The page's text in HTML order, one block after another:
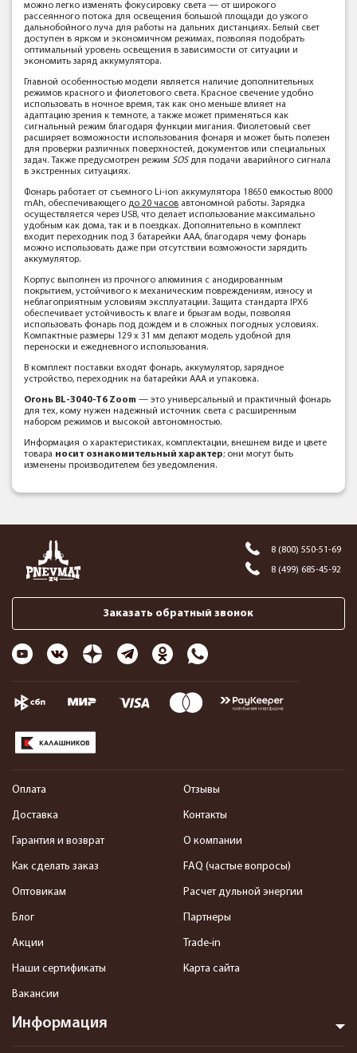
можно легко изменять фокусировку света — от широкого
рассеянного потока для освещения большой площади до узкого
дальнобойного луча для работы на дальних дистанциях. Белый свет
доступен в ярком и экономичном режимах, позволяя подобрать
оптимальный уровень освещения в зависимости от ситуации и
экономить заряд аккумулятора.
Главной особенностью модели является наличие дополнительных
режимов красного и фиолетового света. Красное свечение удобно
использовать в ночное время, так как оно меньше влияет на
адаптацию зрения к темноте, а также может применяться как
сигнальный режим благодаря функции мигания. Фиолетовый свет
расширяет возможности использования фонаря и может быть полезен
для проверки различных поверхностей, документов или специальных
задач. Также предусмотрен режим SOSдля подачи аварийного сигнала
в экстренных ситуациях.
Фонарь работает от съемного Li-ion аккумулятора 18650 емкостью 8000
mAh, обеспечивающего до 20 часов автономной работы. Зарядка
осуществляется через USB, что делает использование максимально
удобным как дома, так и в поездках. Дополнительно в комплект
входит переходник под 3 батарейки AAA, благодаря чему фонарь
можно использовать даже при отсутствии возможности зарядить
аккумулятор.
Корпус выполнен из прочного алюминия с анодированным
покрытием, устойчивого к механическим повреждениям, износу и
неблагоприятным условиям эксплуатации. Защита стандарта IPX6
обеспечивает устойчивость к влаге и брызгам воды, позволяя
использовать фонарь под дождем и в сложных погодных условиях.
Компактные размеры 129 х 31 мм делают модель удобной для
переноски и ежедневного использования.
В комплект поставки входят фонарь, аккумулятор, зарядное
устройство, переходник на батарейки AAA и упаковка.
Огонь BL-3040-T6 Zoom — это универсальный и практичный фонарь
для тех, кому нужен надежный источник света с расширенным
набором режимов и высокой автономностью.
Информация о характеристиках, комплектации, внешнем виде и цвете
товара носит ознакомительный характер; они могут быть
изменены производителем без уведомления.
8 (800) 550-51-69
8 (499) 685-45-92
Заказать обратный звонок
Информация
Оплата
Доставка
Гарантия и возврат
Как сделать заказ
Оптовикам
Блог
Акции
Наши сертификаты
Вакансии
Отзывы
Контакты
О компании
FAQ (частые вопросы)
Расчет дульной энергии
Партнеры
Trade-in
Карта сайта